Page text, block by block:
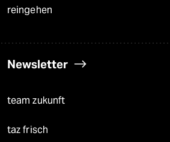
reingehen
Newsletter
team zukunft
taz frisch